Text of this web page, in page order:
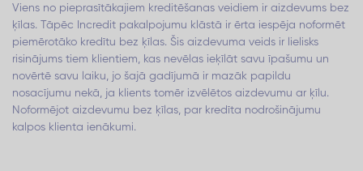
Viens no pieprasītākajiem kreditēšanas veidiem ir aizdevums bez
ķīlas. Tāpēc Incredit pakalpojumu klāstā ir ērta iespēja noformēt
piemērotāko kredītu bez ķīlas. Šis aizdevuma veids ir lielisks
risinājums tiem klientiem, kas nevēlas ieķīlāt savu īpašumu un
novērtē savu laiku, jo šajā gadījumā ir mazāk papildu
nosacījumu nekā, ja klients tomēr izvēlētos aizdevumu ar ķīlu.
Noformējot aizdevumu bez ķīlas, par kredīta nodrošinājumu
kalpos klienta ienākumi.